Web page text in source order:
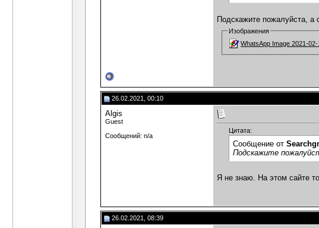
Подскажите пожалуйста, а
Изображения
WhatsApp Image 2021-
26.02.2021, 00:10
Algis
Guest
Сообщений: n/a
Цитата:
Сообщение от
Подскажите
Я не знаю. На этом сайте
26.02.2021, 08:39